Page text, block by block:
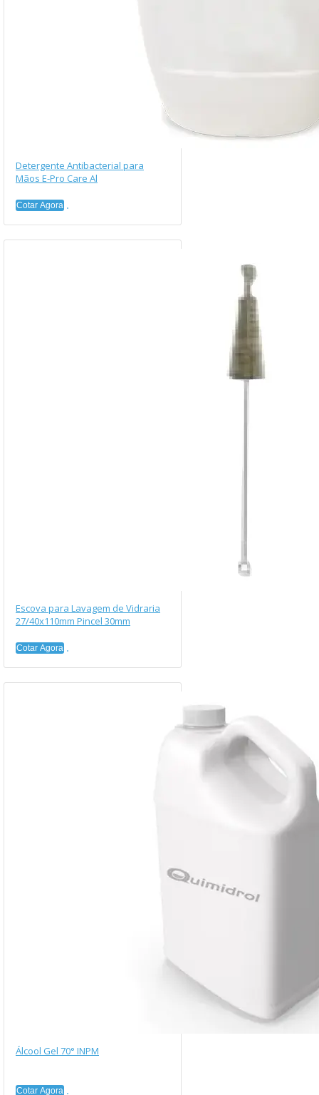
Detergente Antibacterial para
Mãos E-Pro Care Al
Cotar Agora
Escova para Lavagem de Vidraria
27/40x110mm Pincel 30mm
Cotar Agora
Álcool Gel 70° INPM
Cotar Agora